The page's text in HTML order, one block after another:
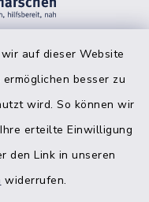
auf dieser Website
besser zu
wird. So können wir
erteilte Einwilligung
den Link in unseren
widerrufen.